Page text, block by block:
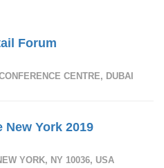
Forum
CENTRE, DUBAI
New York 2019
YORK, NY 10036, USA